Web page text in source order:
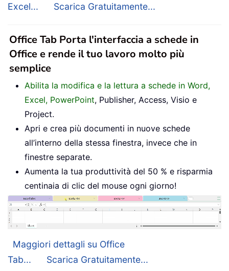
Excel...
Scarica Gratuitamente...
Office Tab Porta l'interfaccia a schede in
Office e rende il tuo lavoro molto più
semplice
Abilita la modifica e la lettura a schede in Word,
Excel, PowerPoint, Publisher, Access, Visio e
Project.
Apri e crea più documenti in nuove schede
all’interno della stessa finestra, invece che in
finestre separate.
Aumenta la tua produttività del 50 % e risparmia
centinaia di clic del mouse ogni giorno!
Maggiori dettagli su Office
Tab...
Scarica Gratuitamente...